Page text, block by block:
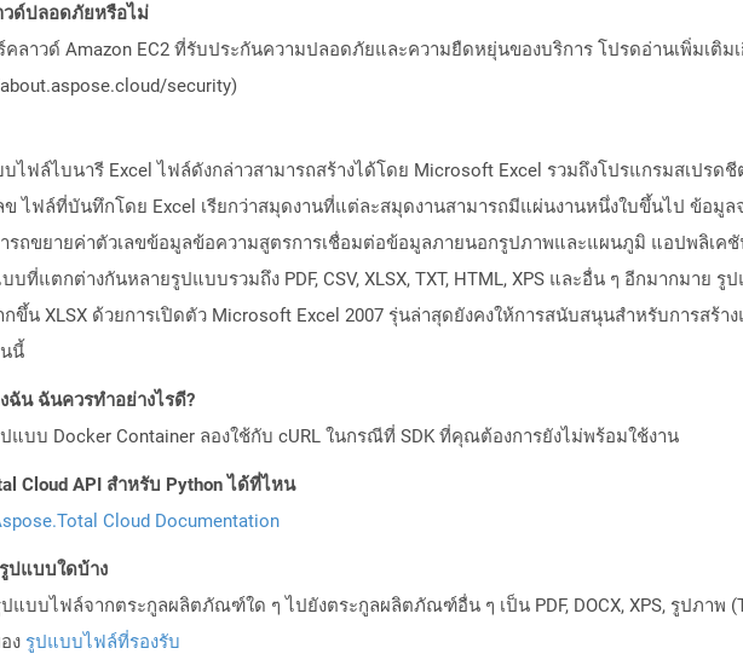
วด์ปลอดภัยหรือไม่
คลาวด์ Amazon EC2 ที่รับประกันความปลอดภัยและความยืดหยุ่นของบริการ โปรดอ่านเพิ่มเติ
security)
ไฟล์ไบนารี Excel ไฟล์ดังกล่าวสามารถสร้างได้โดย Microsoft Excel รวมถึงโปรแกรมสเปรด
ลข ไฟล์ที่บันทึกโดย Excel เรียกว่าสมุดงานที่แต่ละสมุดงานสามารถมีแผ่นงานหนึ่งใบขึ้นไป ข้อมู
รถขยายค่าตัวเลขข้อมูลข้อความสูตรการเชื่อมต่อข้อมูลภายนอกรูปภาพและแผนภูมิ แอปพลิเคชั
ที่แตกต่างกันหลายรูปแบบรวมถึง PDF, CSV, XLSX, TXT, HTML, XPS และอื่น ๆ อีกมากมาย
ขึ้น XLSX ด้วยการเปิดตัว Microsoft Excel 2007 รุ่นล่าสุดยังคงให้การสนับสนุนสำหรับการสร้า
นี้
น ฉันควรทำอย่างไรดี?
แบบ Docker Container ลองใช้กับ cURL ในกรณีที่ SDK ที่คุณต้องการยังไม่พร้อมใช้งาน
Cloud API สำหรับ Python ได้ที่ไหน
Cloud Documentation
ปแบบใดบ้าง
แบบไฟล์จากตระกูลผลิตภัณฑ์ใด ๆ ไปยังตระกูลผลิตภัณฑ์อื่น ๆ เป็น PDF, DOCX, XPS, รูปภาพ
ง รูปแบบไฟล์ที่รองรับ